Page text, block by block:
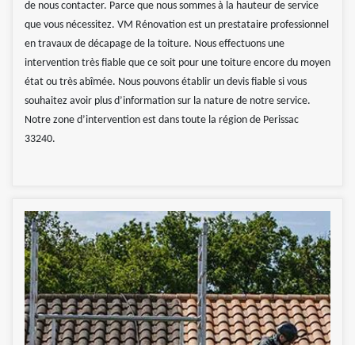
de nous contacter. Parce que nous sommes à la hauteur de service
que vous nécessitez. VM Rénovation est un prestataire professionnel
en travaux de décapage de la toiture. Nous effectuons une
intervention très fiable que ce soit pour une toiture encore du moyen
état ou très abîmée. Nous pouvons établir un devis fiable si vous
souhaitez avoir plus d’information sur la nature de notre service.
Notre zone d’intervention est dans toute la région de Perissac
33240.